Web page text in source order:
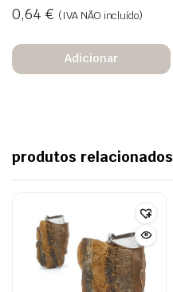
0,64 € (IVA NÃO incluído)
Adicionar
produtos relacionados